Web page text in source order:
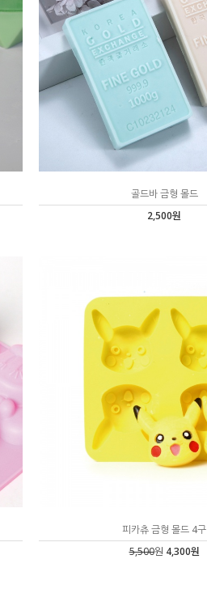
골드바 금형 몰드
2,500원
피카츄 금형 몰드 4구
5,500원 4,300원